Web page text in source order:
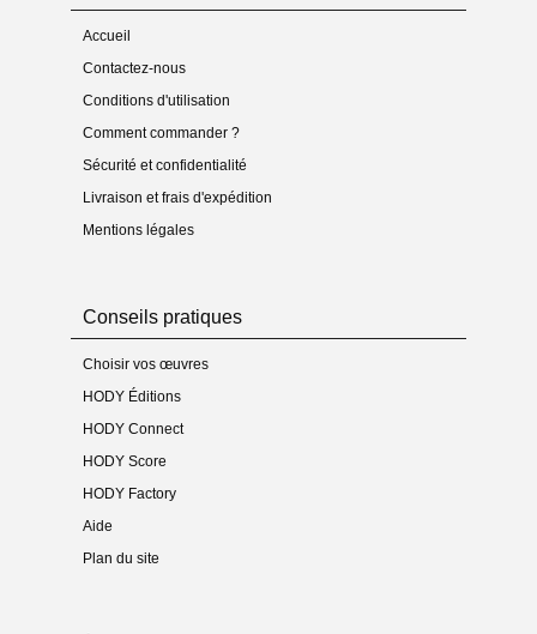
Accueil
Contactez-nous
Conditions d'utilisation
Comment commander ?
Sécurité et confidentialité
Livraison et frais d'expédition
Mentions légales
Conseils pratiques
Choisir vos œuvres
HODY Éditions
HODY Connect
HODY Score
HODY Factory
Aide
Plan du site